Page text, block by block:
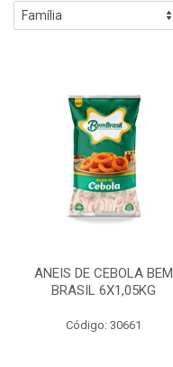
ANEIS DE CEBOLA BEM
BRASIL 6X1,05KG
Código: 30661